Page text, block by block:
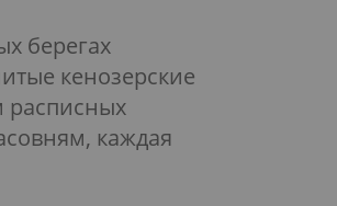
берегах
кенозерские
расписных
каждая